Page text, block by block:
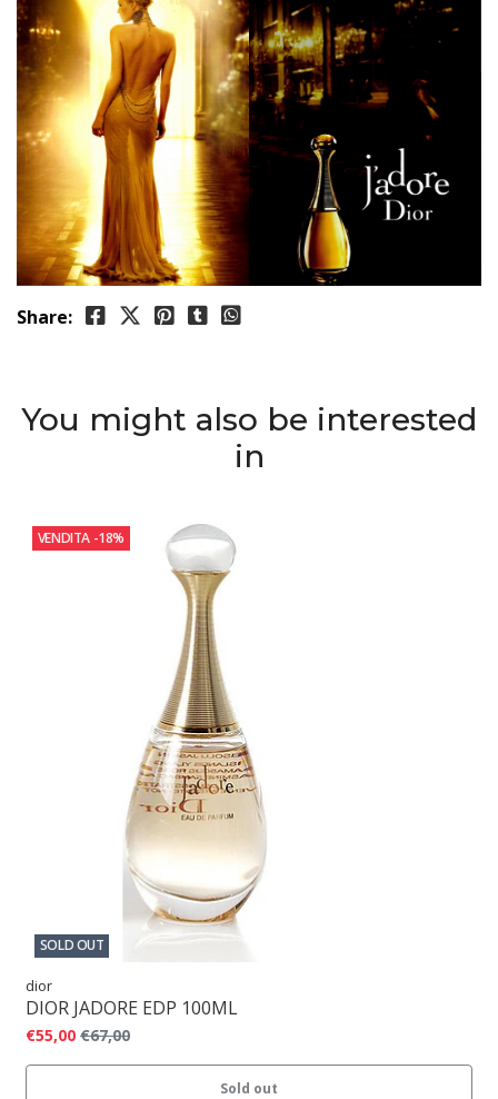
Share:
You might also be interested
in
VENDITA -18%
SOLD OUT
dior
DIOR JADORE EDP 100ML
€55,00 €67,00
Sold out